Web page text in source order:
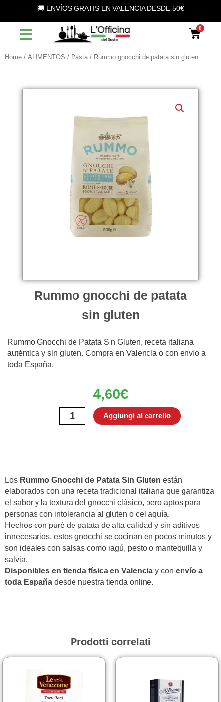
contenuto
🚚 ENVÍOS GRATIS EN VALENCIA DESDE 50€
Home / ALIMENTOS / Pasta / Rummo gnocchi de patata sin gluten
Rummo gnocchi de patata
sin gluten
Rummo Gnocchi de Patata Sin Gluten, receta italiana
auténtica y sin gluten. Compra en Valencia o con envío a
toda España.
4,60€
gnocchi
quantità
Aggiungi al carrello
Los Rummo Gnocchi de Patata Sin Gluten están
elaborados con una receta tradicional italiana que garantiza
el sabor y la textura del gnocchi clásico, pero aptos para
personas con intolerancia al gluten o celiaquía.
Hechos con puré de patata de alta calidad y sin aditivos
innecesarios, estos gnocchi se cocinan en pocos minutos y
son ideales con salsas como ragú, pesto o mantequilla y
salvia.
Disponibles en tienda física en Valencia y con envío a
toda España desde nuestra tienda online.
Prodotti correlati